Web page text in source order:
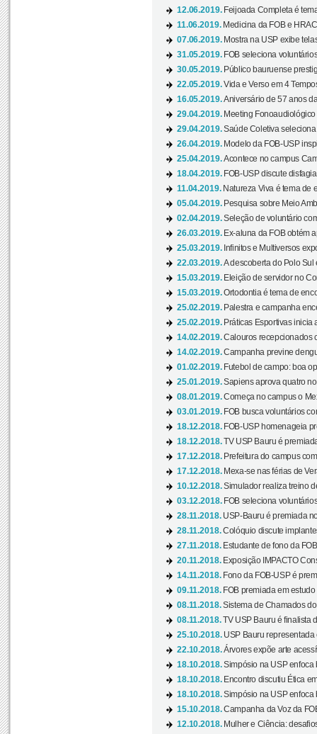
12.06.2019. Feijoada Completa é
11.06.2019. Medicina da FOB e
07.06.2019. Mostra na USP exibe
31.05.2019. FOB seleciona
30.05.2019. Público bauruense
22.05.2019.Vida e Verso em 4
16.05.2019.Aniversário de 57 anos
29.04.2019. Meeting
29.04.2019.Saúde Coletiva
26.04.2019. Modelo da FOB-USP
25.04.2019.Acontece no campus
18.04.2019. FOB-USP discute
11.04.2019. Natureza Viva é tema de
05.04.2019. Pesquisa sobre Meio
02.04.2019.Seleção de voluntário
26.03.2019. Ex-aluna da FOB obtém
25.03.2019. Infinitos e Multiversos
22.03.2019.A descoberta do Polo Sul
15.03.2019. Eleição de servidor no
15.03.2019.Ortodontia é tema de
25.02.2019. Palestra e campanha
25.02.2019. Práticas Esportivas inicia
14.02.2019.Calouros recepcionados
14.02.2019.Campanha previne
01.02.2019. Futebol de campo: boa
25.01.2019.Sapiens aprova quatro
08.01.2019.Começa no campus o
03.01.2019. FOB busca voluntários
18.12.2018. FOB-USP homenageia
18.12.2018.TV USP Bauru é
17.12.2018. Prefeitura do campus
17.12.2018. Mexa-se nas férias de
10.12.2018.Simulador realiza treino
03.12.2018. FOB seleciona
28.11.2018. USP-Bauru é premiada
28.11.2018.Colóquio discute
27.11.2018. Estudante de fono da
20.11.2018. Exposição IMPACTO
14.11.2018. Fono da FOB-USP é
09.11.2018. FOB premiada em estudo
08.11.2018.Sistema de Chamados
08.11.2018.TV USP Bauru é finalista
25.10.2018. USP Bauru representada
22.10.2018.Árvores expõe arte
18.10.2018.Simpósio na USP enfoca
18.10.2018. Encontro discutiu Ética
18.10.2018.Simpósio na USP enfoca
15.10.2018.Campanha da Voz da
12.10.2018. Mulher e Ciência: